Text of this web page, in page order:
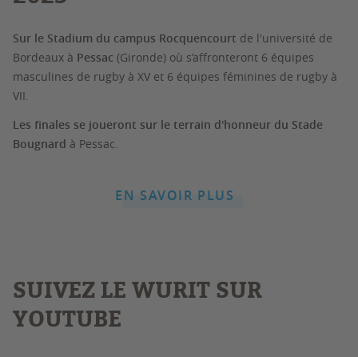
Sur le Stadium du campus Rocquencourt de l'université de
Bordeaux à Pessac (Gironde) où s’affronteront 6 équipes
masculines de rugby à XV et 6 équipes féminines de rugby à
VII.
Les finales se joueront sur le terrain d'honneur du Stade
Bougnard à Pessac.
EN SAVOIR PLUS
SUIVEZ LE WURIT SUR
YOUTUBE